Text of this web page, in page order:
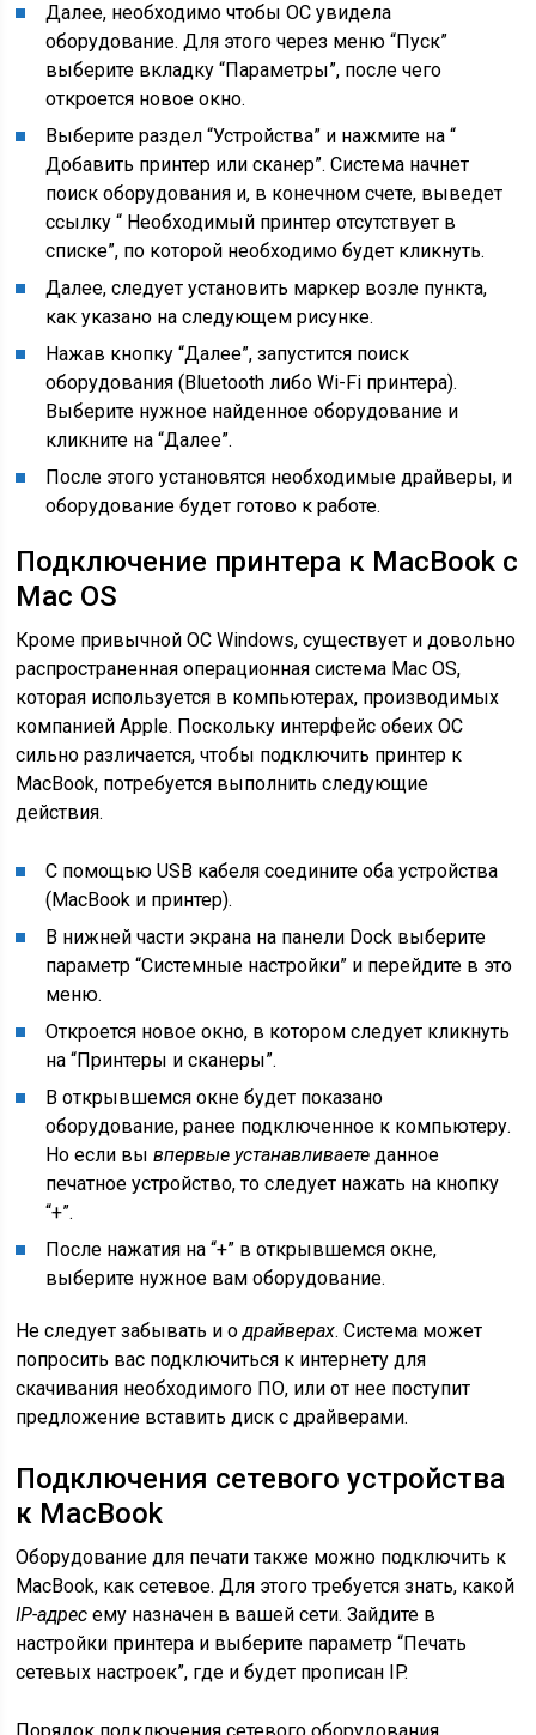
Далее, необходимо чтобы ОС увидела
оборудование. Для этого через меню “Пуск”
выберите вкладку “Параметры”, после чего
откроется новое окно.
Выберите раздел “Устройства” и нажмите на “
Добавить принтер или сканер”. Система начнет
поиск оборудования и, в конечном счете, выведет
ссылку “ Необходимый принтер отсутствует в
списке”, по которой необходимо будет кликнуть.
Далее, следует установить маркер возле пункта,
как указано на следующем рисунке.
Нажав кнопку “Далее”, запустится поиск
оборудования (Bluetooth либо Wi-Fi принтера).
Выберите нужное найденное оборудование и
кликните на “Далее”.
После этого установятся необходимые драйверы, и
оборудование будет готово к работе.
Подключение принтера к MacBook с
Mac OS
Кроме привычной ОС Windows, существует и довольно
распространенная операционная система Mac OS,
которая используется в компьютерах, производимых
компанией Apple. Поскольку интерфейс обеих ОС
сильно различается, чтобы подключить принтер к
MacBook, потребуется выполнить следующие
действия.
С помощью USB кабеля соедините оба устройства
(MacBook и принтер).
В нижней части экрана на панели Dock выберите
параметр “Системные настройки” и перейдите в это
меню.
Откроется новое окно, в котором следует кликнуть
на “Принтеры и сканеры”.
В открывшемся окне будет показано
оборудование, ранее подключенное к компьютеру.
Но если вывпервые устанавливаете данное
печатное устройство, то следует нажать на кнопку
“+”.
После нажатия на “+” в открывшемся окне,
выберите нужное вам оборудование.
Не следует забывать и одрайверах. Система может
попросить вас подключиться к интернету для
скачивания необходимого ПО, или от нее поступит
предложение вставить диск с драйверами.
Подключения сетевого устройства
к MacBook
Оборудование для печати также можно подключить к
MacBook, как сетевое. Для этого требуется знать, какой
IP-адрес ему назначен в вашей сети. Зайдите в
настройки принтера и выберите параметр “Печать
сетевых настроек”, где и будет прописан IP.